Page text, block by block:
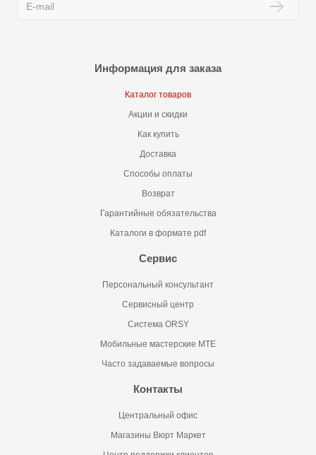
Информация для заказа
Каталог товаров
Акции и скидки
Как купить
Доставка
Способы оплаты
Возврат
Гарантийные обязательства
Каталоги в формате pdf
Сервис
Персональный консультант
Сервисный центр
Система ORSY
Мобильные мастерские MTE
Часто задаваемые вопросы
Контакты
Центральный офис
Магазины Вюрт Маркет